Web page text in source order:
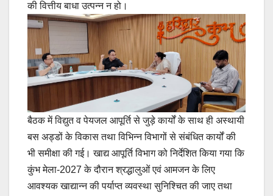
की वित्तीय बाधा उत्पन्न न हो।
बैठक में विद्युत व पेयजल आपूर्ति से जुड़े कार्यों के साथ ही अस्थायी
बस अड्डों के विकास तथा विभिन्न विभागों से संबंधित कार्यों की
भी समीक्षा की गई। खाद्य आपूर्ति विभाग को निर्देशित किया गया कि
कुंभ मेला-2027 के दौरान श्रद्धालुओं एवं आमजन के लिए
आवश्यक खाद्यान्न की पर्याप्त व्यवस्था सुनिश्चित की जाए तथा